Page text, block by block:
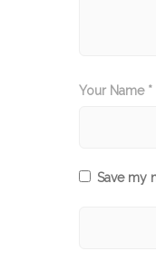
Your Name *
Save my